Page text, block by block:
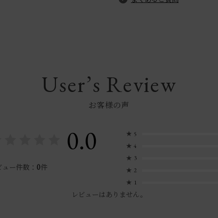
User’s Review
お客様の声
0.0
ュー件数： 0件
★ 5
★ 4
★ 3
★ 2
★ 1
レビューはありません。